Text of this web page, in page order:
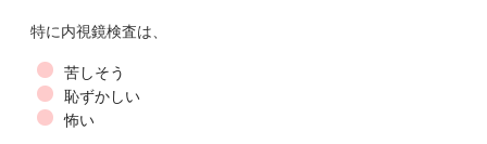
特に内視鏡検査は、
苦しそう
恥ずかしい
怖い